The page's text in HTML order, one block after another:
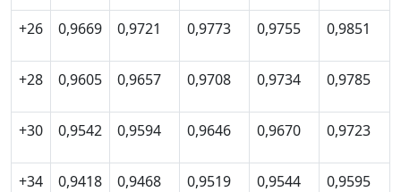
+26 0,9669 0,9721 0,9773 0,9755 0,9851
+28 0,9605 0,9657 0,9708 0,9734 0,9785
+30 0,9542 0,9594 0,9646 0,9670 0,9723
+34 0,9418 0,9468 0,9519 0,9544 0,9595